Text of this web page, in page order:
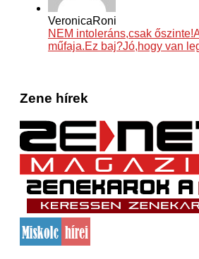
VeronicaRoni
NEM intoleráns,csak
műfaja.Ez baj?Jó,hogy van
Zene hírek